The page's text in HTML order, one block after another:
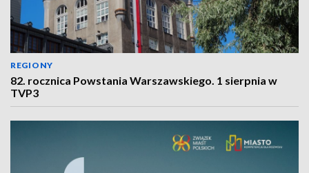
REGIONY
82. rocznica Powstania Warszawskiego. 1 sierpnia w
TVP3